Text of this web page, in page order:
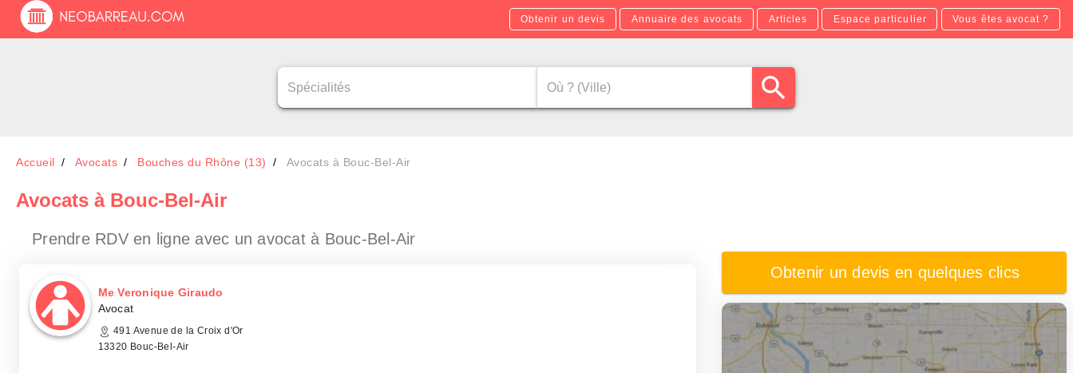
Obtenir un devis Annuaire des avocats Articles Espace particulier Vous êtes avocat ?
Accueil Avocats Bouches du Rhône (13) Avocats à Bouc-Bel-Air
Avocats à Bouc-Bel-Air
Prendre RDV en ligne avec un avocat à Bouc-Bel-Air
Me Veronique Giraudo
Avocat
491 Avenue de la Croix d'Or
13320 Bouc-Bel-Air
Obtenir un devis en quelques clics